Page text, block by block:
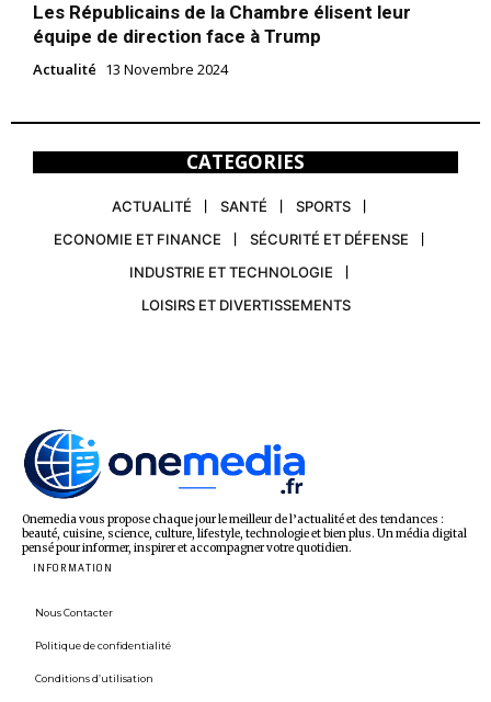
Les Républicains de la Chambre élisent leur
équipe de direction face à Trump
Actualité 13 Novembre 2024
CATEGORIES
ACTUALITÉ SANTÉ
SPORTS
ECONOMIE ET FINANCE
SÉCURITÉ ET DÉFENSE
INDUSTRIE ET TECHNOLOGIE
LOISIRS ET DIVERTISSEMENTS
Onemedia vous propose chaque jour le meilleur de l’actualité et des tendances :
beauté, cuisine, science, culture, lifestyle, technologie et bien plus. Un média digital
pensé pour informer, inspirer et accompagner votre quotidien.
INFORMATION
Nous Contacter
Politique de confidentialité
Conditions d’utilisation